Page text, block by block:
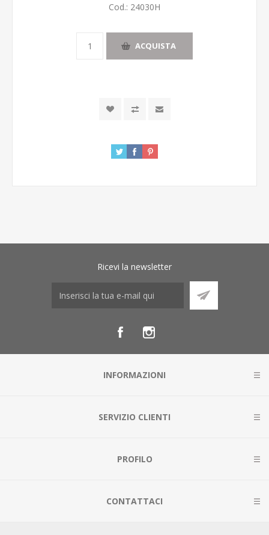
Cod.: 24030H
ACQUISTA
Ricevi la newsletter
INFORMAZIONI
SERVIZIO CLIENTI
PROFILO
CONTATTACI